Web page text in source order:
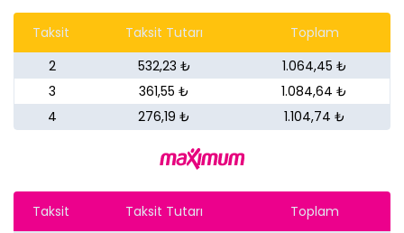
Taksit Taksit Tutarı
Toplam
2
532,23 ₺
1.064,45 ₺
3
361,55 ₺
1.084,64 ₺
4
276,19 ₺ 1.104,74 ₺
Taksit Taksit Tutarı
Toplam